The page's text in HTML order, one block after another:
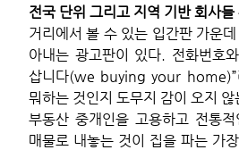
전국 단위 그리고 지역 기반 회사들
거리에서 볼 수 있는 입간판 가운
아내는 광고판이 있다. 전화번호
삽니다(we buying your home)”
뭐하는 것인지 도무지 감이 오지 않
부동산 중개인을 고용하고 전통
매물로 내놓는 것이 집을 파는 가